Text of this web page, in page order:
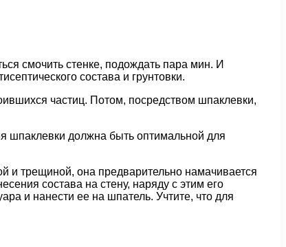
смочить стенке, подождать пара мин. И
состава и грунтовки.
частиц. Потом, посредством шпаклевки,
шпаклевки должна быть оптимальной для
и трещиной, она предварительно намачивается
состава на стену, наряду с этим его
и нанести ее на шпатель. Учтите, что для